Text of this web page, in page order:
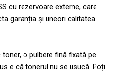
cu rezervoare externe, care
garanția și uneori calitatea
o pulbere fină fixată pe
e că tonerul nu se usucă. Poți